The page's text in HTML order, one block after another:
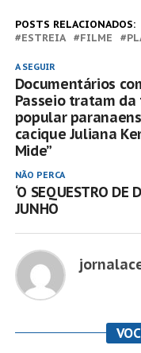
POSTS RELACIONADOS:
ESTREIA
FILME
A SEGUIR
Documentários
Passeio tratam
popular
cacique Juliana
Mide”
NÃO PERCA
‘O SEQUESTRO DE
JUNHO